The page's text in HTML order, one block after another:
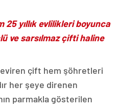
yıllık evlilikleri boyunca
ve sarsılmaz çifti haline
çift hem şöhretleri
her şeye direnen
parmakla gösterilen